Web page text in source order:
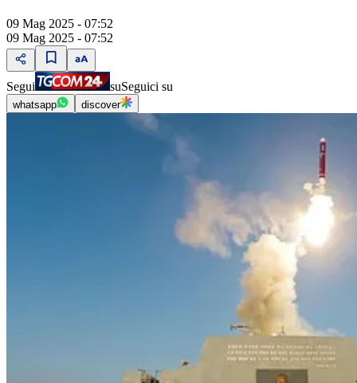
09 Mag 2025 - 07:52
09 Mag 2025 - 07:52
Segui suSeguici su
whatsapp discover